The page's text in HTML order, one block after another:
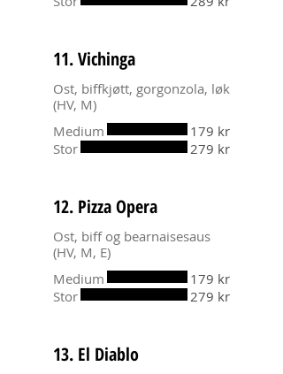
11. Vichinga
Ost, biffkjøtt, gorgonzola, løk
(HV, M)
Medium
179 kr
Stor
279 kr
12. Pizza Opera
Ost, biff og bearnaisesaus
(HV, M, E)
Medium
179 kr
Stor
279 kr
13. El Diablo